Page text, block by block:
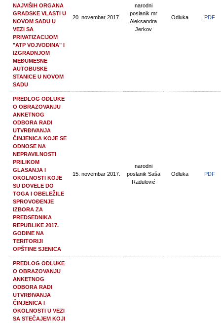
NAJVIŠIH ORGANA
GRADSKE VLASTI U
NOVOM SADU U
VEZI SA
PRIVATIZACIJOM
"ATP VOJVODINA" I
IZGRADNJOM
MEĐUMESNE
AUTOBUSKE
STANICE U NOVOM
SADU
20. novembar 2017.
narodni
poslanik mr
Aleksandra
Jerkov
Odluka PDF
PREDLOG ODLUKE
O OBRAZOVANJU
ANKETNOG
ODBORA RADI
UTVRĐIVANJA
ČINJENICA KOJE SE
ODNOSE NA
NEPRAVILNOSTI
PRILIKOM
GLASANJA I
OKOLNOSTI KOJE
SU DOVELE DO
TOGA I OBELEŽILE
SPROVOĐENJE
IZBORA ZA
PREDSEDNIKA
REPUBLIKE 2017.
GODINE NA
TERITORIJI
OPŠTINE SJENICA
15. novembar 2017.
narodni
poslanik Saša
Radulović
Odluka PDF
PREDLOG ODLUKE
O OBRAZOVANJU
ANKETNOG
ODBORA RADI
UTVRĐIVANJA
ČINJENICA I
OKOLNOSTI U VEZI
SA STEČAJEM KOJI